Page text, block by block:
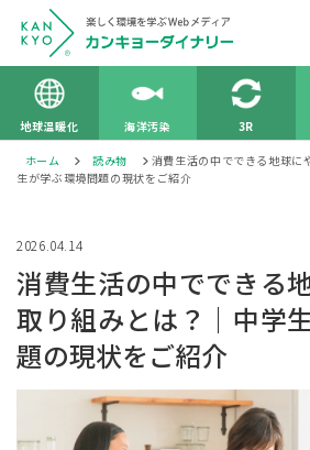
地球温暖化 海洋汚染 3R
ホーム 読み物
消費生活の中でできる地球に
生が学ぶ環境問題の現状をご紹介
2026.04.14
消費生活の中でできる
取り組みとは？｜中学
題の現状をご紹介